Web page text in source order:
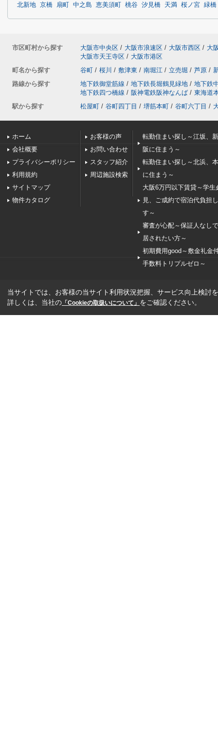
北新地 京橋 扇町 中之島 恵美須町 桃谷 汐見橋 天満 桜ノ宮 緑橋
市区町村から探す 大阪市中央区 / 大阪市浪速区 / 大阪市西区 / 大
大阪市天王寺区 / 大阪市港区
町名から探す
谷町 / 桜川 / 敷津東 / 南堀江 / 立売堀 / 芦原 /
路線から探す
地下鉄御堂筋線 / 地下鉄長堀鶴見緑地 / 地下鉄
地下鉄四つ橋線 / 阪神電鉄阪神なんば / 東海道
駅から探す
松屋町 / 谷町四丁目 / 堺筋本町 / 谷町六丁目 /
ホーム
会社概要
プライバシーポリシー
利用規約
サイトマップ
物件カタログ
お客様の声
お問い合わせ
スタッフ紹介
周辺施設検索
転勤住まい探し～江坂、
阪に住まう～
転勤住まい探し～北浜、
に住まう～
大阪6万円以下賃貸～学生
見、ご成約で宿泊代負担
す～
審査が心配～保証人なし
居されたい方～
初期費用good～敷金礼金
手数料トリプルゼロ～
当サイトでは、お客様の当サイト利用状況把握、サービス向上検討
詳しくは、当社の 「Cookieの取扱いについて」 をご確認ください。